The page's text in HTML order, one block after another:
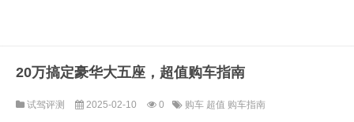
20万搞定豪华大五座，超值购车指南
试驾评测 2025-02-10 0 购车 超值 购车指南